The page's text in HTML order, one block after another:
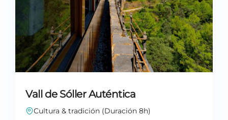
Vall de Sóller Auténtica
Cultura & tradición (Duración 8h)